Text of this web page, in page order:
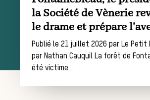
d’une
chasse
Trouver un
la Société de Vènerie
le drame et prépare
Publié le 21 juillet 2026 par Le Petit
par Nathan Cauquil La forêt de
été victime…